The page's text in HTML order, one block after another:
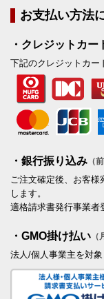
お支払い方法
・クレジットカー
下記のクレジットカー
・銀行振り込み （
ご注文確定後、お客
します。
適格請求書発行事業者
・GMO掛け払い
法人/個人事業主を対象